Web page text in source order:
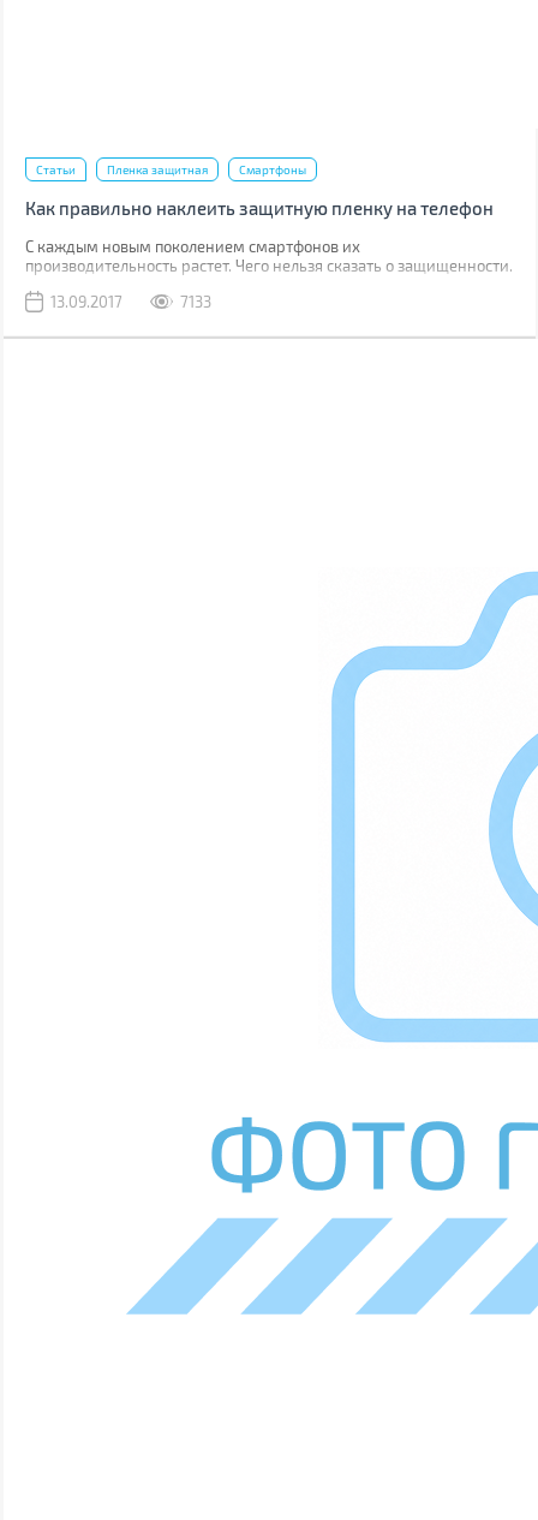
Статьи Пленка защитная Смартфоны
Как правильно наклеить защитную пленку на телефон
С каждым новым поколением смартфонов их
производительность растет. Чего нельзя сказать о защищенности.
водонепроницаемость, но все также уязвимы к механическим
13.09.2017 7133